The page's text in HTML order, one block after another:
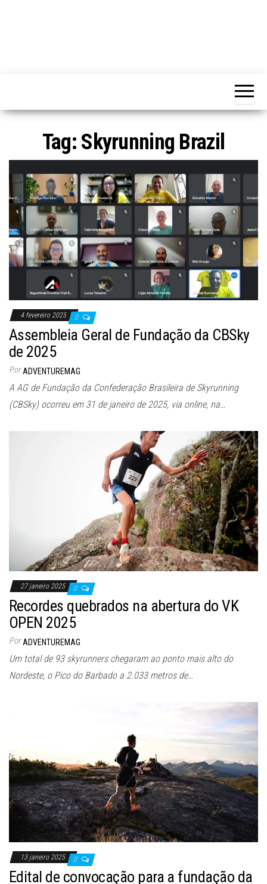
Tag: Skyrunning Brazil
4 fevereiro 2025 0
Assembleia Geral de Fundação da CBSky
de 2025
Por ADVENTUREMAG
A AG de Fundação da Confederação Brasileira de Skyrunning
(CBSky) ocorreu em 31 de janeiro de 2025, via online, na…
27 janeiro 2025 0
Recordes quebrados na abertura do VK
OPEN 2025
Por ADVENTUREMAG
Um total de 93 skyrunners chegaram ao ponto mais alto do
Nordeste, o Pico do Barbado a 2.033 metros de…
13 janeiro 2025 0
Edital de convocação para a fundação da